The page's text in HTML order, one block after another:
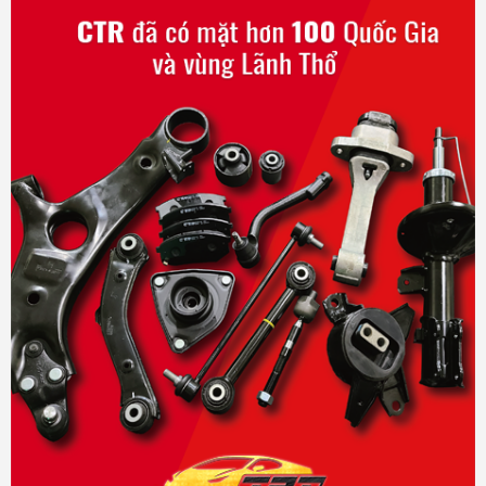
5- Độ co giãn khi vận hành giúp dây có độ rung tự do và không
phát ra dị âm
Phụ tùng ô tô TPT . Nhà cung cấp phụ tùng ô tô thương mại tại
Thành phố hồ Chí Minh.